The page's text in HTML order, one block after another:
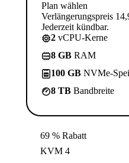
Plan wählen
Verlängerungspreis
Jederzeit kündbar.
2 vCPU-Kerne
8 GB RAM
100 GB NVMe-
8 TB Bandbreite
69 % Rabatt
KVM 4